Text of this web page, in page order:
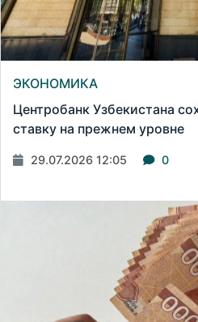
ЭКОНОМИКА
Центробанк Узбекистана
ставку на прежнем уровне
29.07.2026 12:05 0